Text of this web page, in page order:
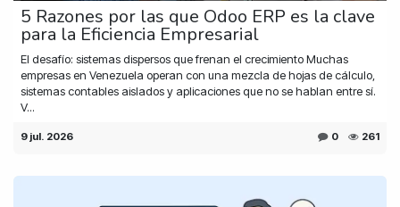
5 Razones por las que Odoo ERP es la clave
para la Eficiencia Empresarial
El desafío: sistemas dispersos que frenan el crecimiento Muchas
empresas en Venezuela operan con una mezcla de hojas de cálculo,
sistemas contables aislados y aplicaciones que no se hablan entre sí.
V...
9 jul. 2026 0 261